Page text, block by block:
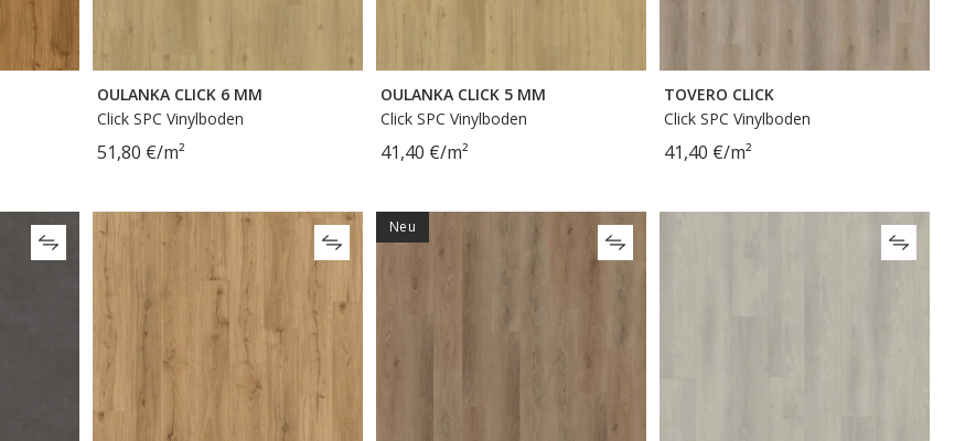
OULANKA CLICK 6 MM
Click SPC Vinylboden
51,80 €/m²
OULANKA CLICK 5 MM
Click SPC Vinylboden
41,40 €/m²
TOVERO CLICK
Click SPC Vinylboden
41,40 €/m²
Neu